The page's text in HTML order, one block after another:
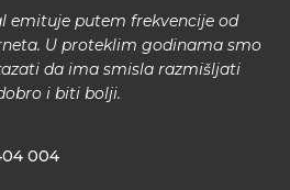
emituje putem frekvencije od
U proteklim godinama smo
da ima smisla razmišljati
i biti bolji.
004